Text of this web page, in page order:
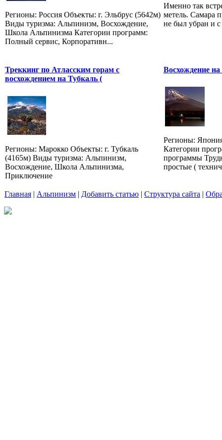
Регионы: Россия Объекты: г. Эльбрус (5642м)
Виды туризма: Альпинизм, Восхождение,
Школа Альпинизма Категории программ:
Полный сервис, Корпоративн...
Именно так
метель. Самара
не был убран и
Треккинг по Атласским горам с
восхождением на Тубкаль (
Регионы: Марокко Объекты: г. Тубкаль
(4165м) Виды туризма: Альпинизм,
Восхождение, Школа Альпинизма,
Приключение
Восхождение
Регионы:
Категории
программы
простые (
Главная | Альпинизм | Добавить статью | Структура сайта |